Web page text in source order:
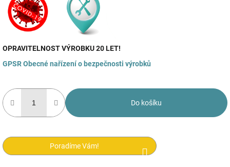
OPRAVITELNOST VÝROBKU 20 LET!
GPSRObecné nařízení o bezpečnosti výrobků
Do košíku
Poradíme Vám!